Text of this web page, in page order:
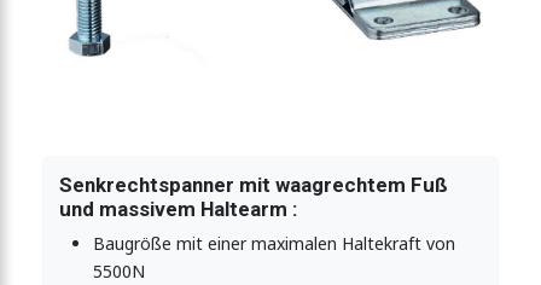
Vertikalspanner 5500N
Senkrechtspanner mit waagrechtem Fuß
und massivem Haltearm :
Baugröße mit einer maximalen Haltekraft von
5500N